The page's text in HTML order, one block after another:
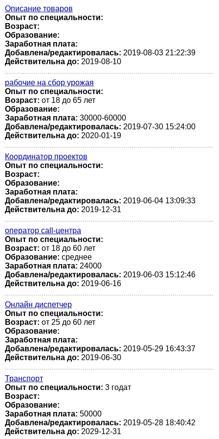
Описание товаров
Опыт по специальности:
Возраст:
Образование:
Заработная плата:
Добавлена/редактировалась: 2019-08-03 21:22:39
Действительна до: 2019-08-10
рабочие на сбор урожая
Опыт по специальности:
Возраст: от 18 до 65 лет
Образование:
Заработная плата: 30000-60000
Добавлена/редактировалась: 2019-07-30 15:24:00
Действительна до: 2020-01-19
Координатор проектов
Опыт по специальности:
Возраст:
Образование:
Заработная плата:
Добавлена/редактировалась: 2019-06-04 13:09:33
Действительна до: 2019-12-31
оператор call-центра
Опыт по специальности:
Возраст: от 18 до 60 лет
Образование: среднее
Заработная плата: 24000
Добавлена/редактировалась: 2019-06-03 15:12:46
Действительна до: 2019-06-16
Онлайн диспетчер
Опыт по специальности:
Возраст: от 25 до 60 лет
Образование:
Заработная плата:
Добавлена/редактировалась: 2019-05-29 16:43:37
Действительна до: 2019-06-30
Транспорт
Опыт по специальности: 3 годат
Возраст:
Образование:
Заработная плата: 50000
Добавлена/редактировалась: 2019-05-28 18:40:42
Действительна до: 2029-12-31